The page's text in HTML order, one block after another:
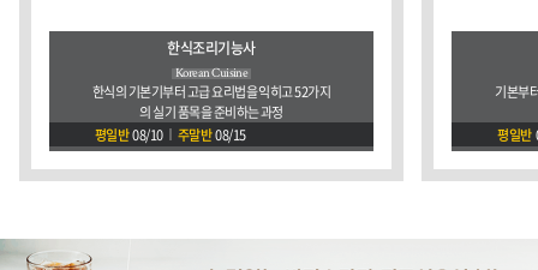
한식조리기능사
Korean Cuisine
한식의 기본기부터 고급 요리법을 익히고 52가지
의 실기 품목을 준비하는 과정
평일반08/10 주말반08/15
기본부
평일반